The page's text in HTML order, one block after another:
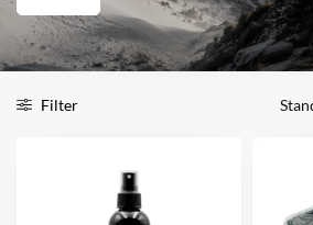
Filter